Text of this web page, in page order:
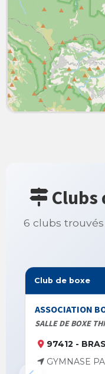
6 clubs
Club de boxe
ASSOCIATION
SALLE DE BOXE
97412 -
GYMNASE